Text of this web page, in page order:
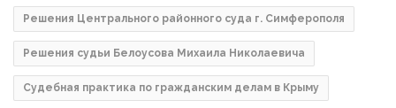
Решения Центрального районного суда г. Симферополя
Решения судьи Белоусова Михаила Николаевича
Судебная практика по гражданским делам в Крыму